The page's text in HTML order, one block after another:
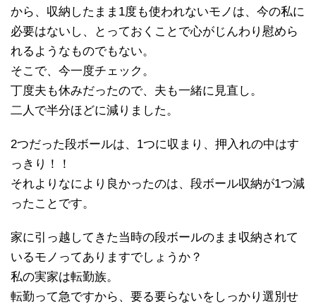
から、収納したまま1度も使われないモノは、今の私に
必要はないし、とっておくことで心がじんわり慰めら
れるようなものでもない。
そこで、今一度チェック。
丁度夫も休みだったので、夫も一緒に見直し。
二人で半分ほどに減りました。
2つだった段ボールは、1つに収まり、押入れの中はす
っきり！！
それよりなにより良かったのは、段ボール収納が1つ減
ったことです。
家に引っ越してきた当時の段ボールのまま収納されて
いるモノってありますでしょうか？
私の実家は転勤族。
転勤って急ですから、要る要らないをしっかり選別せ